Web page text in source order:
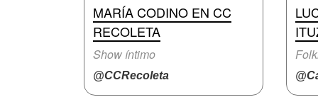
MARÍA CODINO EN CC
RECOLETA
Show íntimo
@CCRecoleta